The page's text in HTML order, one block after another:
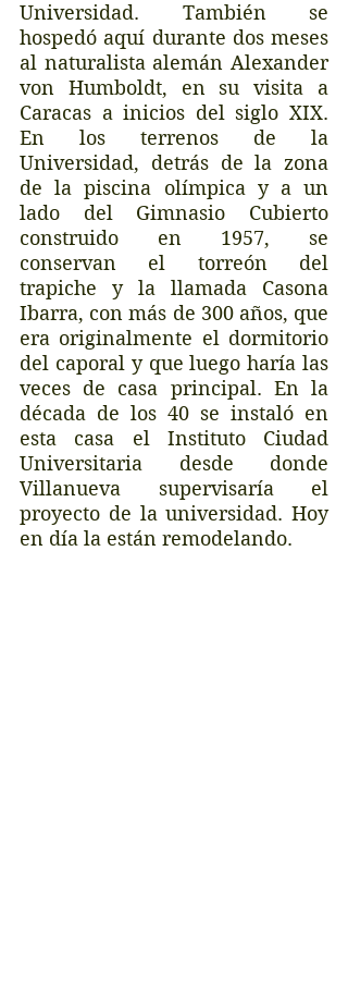
Universidad. También se
hospedó aquí durante dos meses
al naturalista alemán Alexander
von Humboldt, en su visita a
Caracas a inicios del siglo XIX.
En los terrenos de la
Universidad, detrás de la zona
de la piscina olímpica y a un
lado del Gimnasio Cubierto
construido en 1957, se
conservan el torreón del
trapiche y la llamada Casona
Ibarra, con más de 300 años, que
era originalmente el dormitorio
del caporal y que luego haría las
veces de casa principal. En la
década de los 40 se instaló en
esta casa el Instituto Ciudad
Universitaria desde donde
Villanueva supervisaría el
proyecto de la universidad. Hoy
en día la están remodelando.